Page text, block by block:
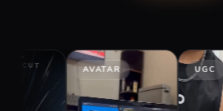
AVATAR UGC